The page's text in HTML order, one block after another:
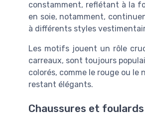
constamment, reflétant à la
en soie, notamment,
à différents styles
Les motifs jouent un rôle
carreaux, sont toujours
colorés, comme le rouge ou
restant élégants.
Chaussures et